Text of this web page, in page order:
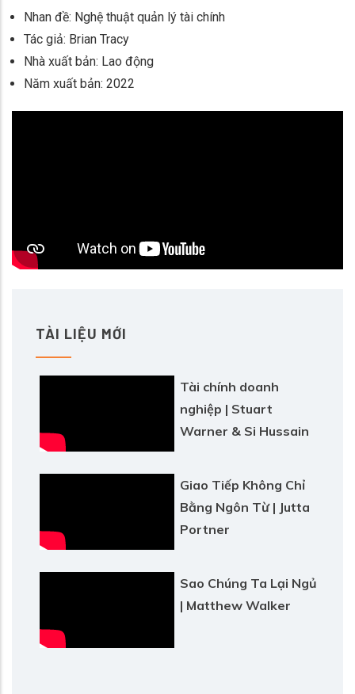
Nhan đề: Nghệ thuật quản lý tài chính
Tác giả: Brian Tracy
Nhà xuất bản: Lao động
Năm xuất bản: 2022
TÀI LIỆU MỚI
Tài chính doanh
nghiệp | Stuart
Warner & Si Hussain
Giao Tiếp Không Chỉ
Bằng Ngôn Từ | Jutta
Portner
Sao Chúng Ta Lại Ngủ
| Matthew Walker